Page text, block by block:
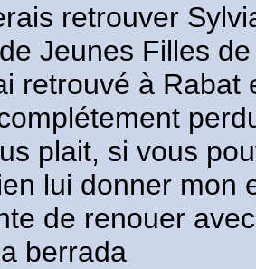
retrouver
Jeunes Filles
retrouvé à Rabat
plait, si vous
lui donner mon
de renouer
berrada